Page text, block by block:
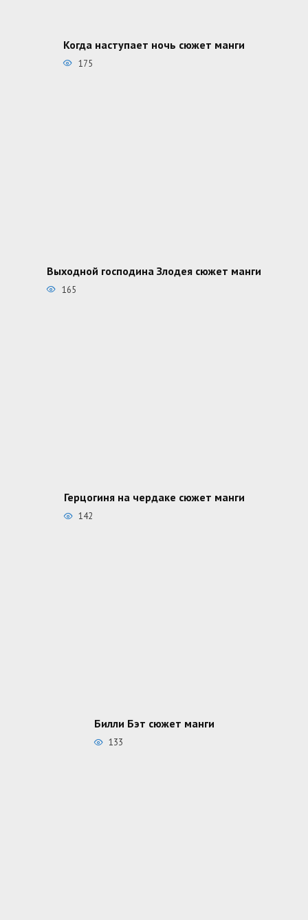
Когда наступает ночь сюжет манги
175
Выходной господина Злодея сюжет манги
165
Герцогиня на чердаке сюжет манги
142
Билли Бэт сюжет манги
133